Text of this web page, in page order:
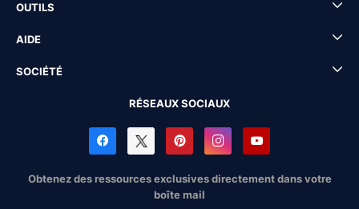
OUTILS
AIDE
SOCIÉTÉ
RÉSEAUX SOCIAUX
Obtenez des ressources exclusives directement dans votre
boîte mail